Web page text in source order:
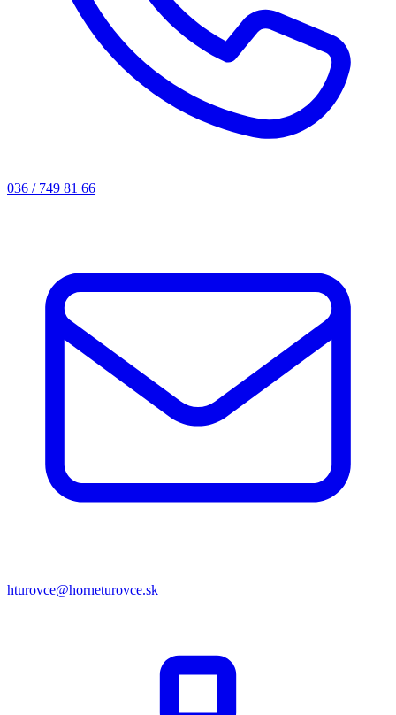
036 / 749 81 66
hturovce@horneturovce.sk